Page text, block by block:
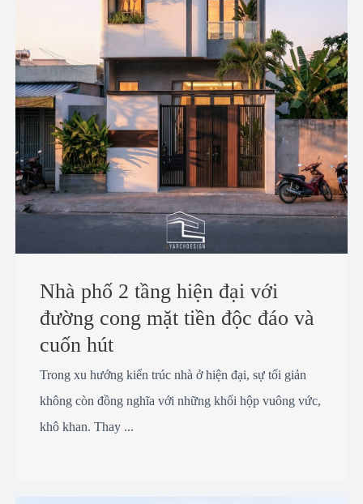
Nhà phố 2 tầng hiện đại với
đường cong mặt tiền độc đáo và
cuốn hút
Trong xu hướng kiến trúc nhà ở hiện đại, sự tối giản
không còn đồng nghĩa với những khối hộp vuông vức,
khô khan. Thay ...